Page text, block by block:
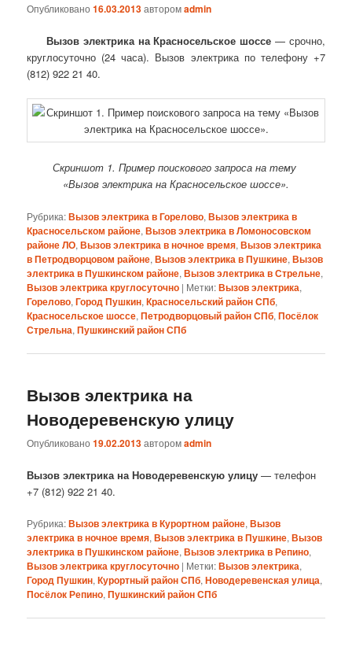
Опубликовано16.03.2013авторомadmin
Вызов электрика на Красносельское шоссе — срочно,
круглосуточно (24 часа). Вызов электрика по телефону +7
(812) 922 21 40.
Скриншот 1. Пример поискового запроса на тему
«Вызов электрика на Красносельское шоссе».
Рубрика:Вызов электрика в Горелово,Вызов электрика в
Красносельском районе,Вызов электрика в Ломоносовском
районе ЛО,Вызов электрика в ночное время,Вызов электрика
в Петродворцовом районе,Вызов электрика в Пушкине,Вызов
электрика в Пушкинском районе,Вызов электрика в Стрельне,
Вызов электрика круглосуточно | Метки:Вызов электрика,
Горелово,Город Пушкин,Красносельский район СПб,
Красносельское шоссе,Петродворцовый район СПб,Посёлок
Стрельна,Пушкинский район СПб
Вызов электрика на
Новодеревенскую улицу
Опубликовано19.02.2013авторомadmin
Вызов электрика на Новодеревенскую улицу — телефон
+7 (812) 922 21 40.
Рубрика:Вызов электрика в Курортном районе,Вызов
электрика в ночное время,Вызов электрика в Пушкине,Вызов
электрика в Пушкинском районе,Вызов электрика в Репино,
Вызов электрика круглосуточно | Метки:Вызов электрика,
Город Пушкин,Курортный район СПб,Новодеревенская улица,
Посёлок Репино,Пушкинский район СПб